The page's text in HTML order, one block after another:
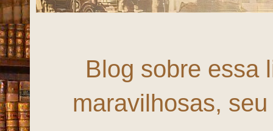
Blog sobre essa
maravilhosas,